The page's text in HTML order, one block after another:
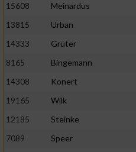
15608
Meinardus
13815
Urban
14333
Grüter
8165
Bingemann
14308
Konert
19165
Wilk
12185
Steinke
7089
Speer